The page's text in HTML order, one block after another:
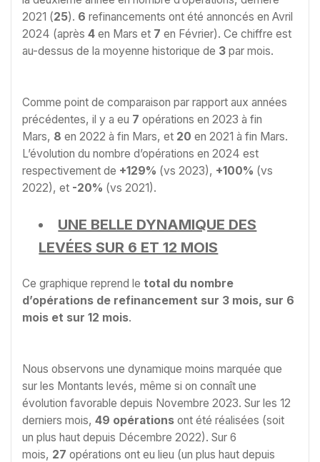
2021 (25). 6 refinancements ont été annoncés en Avril
2024 (après 4 en Mars et 7 en Février). Ce chiffre est
au-dessus de la moyenne historique de 3 par mois.
Comme point de comparaison par rapport aux années
précédentes, il y a eu 7 opérations en 2023 à fin
Mars, 8 en 2022 à fin Mars, et 20 en 2021 à fin Mars.
L’évolution du nombre d’opérations en 2024 est
respectivement de +129% (vs 2023), +100% (vs
2022), et -20% (vs 2021).
UNE BELLE DYNAMIQUE DES
LEVÉES SUR 6 ET 12 MOIS
Ce graphique reprend le total du nombre
d’opérations de refinancement sur 3 mois, sur 6
mois et sur 12 mois.
Nous observons une dynamique moins marquée que
sur les Montants levés, même si on connaît une
évolution favorable depuis Novembre 2023. Sur les 12
derniers mois, 49 opérations ont été réalisées (soit
un plus haut depuis Décembre 2022). Sur 6
mois, 27 opérations ont eu lieu (un plus haut depuis